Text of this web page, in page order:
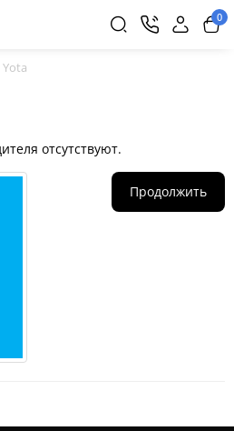
0
Yota
отсутствуют.
Продолжить